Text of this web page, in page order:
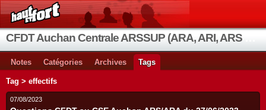
Notes Catégories Archives Tags
Tag > effectifs
07/08/2023